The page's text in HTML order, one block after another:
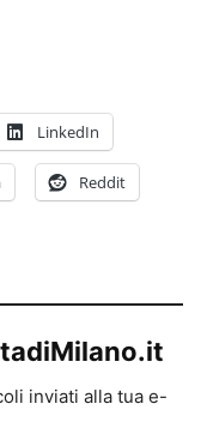
LinkedIn
Reddit
inviati alla tua e-